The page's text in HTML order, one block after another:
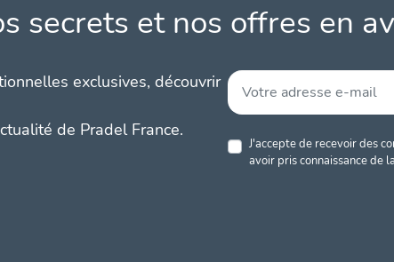
secrets et nos offres en
exclusives, découvrir
de Pradel France.
J'accepte de recevoir des
avoir pris connaissance de la